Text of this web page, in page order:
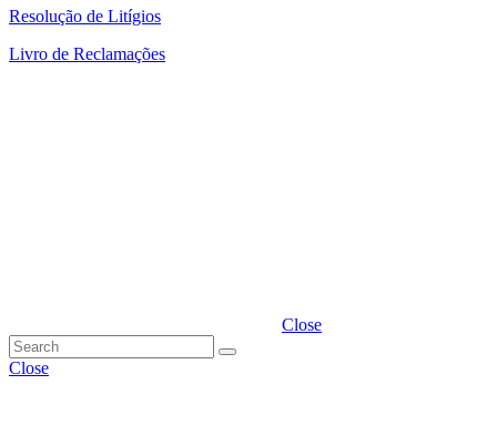
Resolução de Litígios
Livro de Reclamações
Close
Close